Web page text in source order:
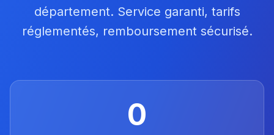
département. Service garanti, tarifs
réglementés, remboursement sécurisé.
0